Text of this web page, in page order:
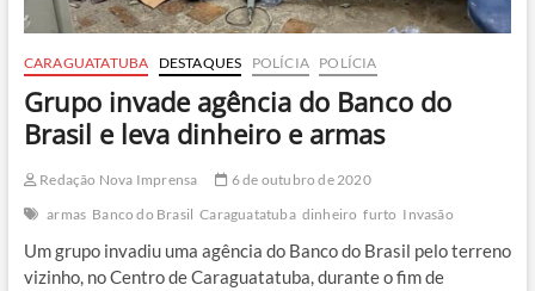
CARAGUATATUBA DESTAQUES POLÍCIA POLÍCIA
Grupo invade agência do Banco do
Brasil e leva dinheiro e armas
Redação Nova Imprensa
6 de outubro de 2020
armas Banco do Brasil Caraguatatuba dinheiro furto Invasão
Um grupo invadiu uma agência do Banco do Brasil pelo terreno
vizinho, no Centro de Caraguatatuba, durante o fim de